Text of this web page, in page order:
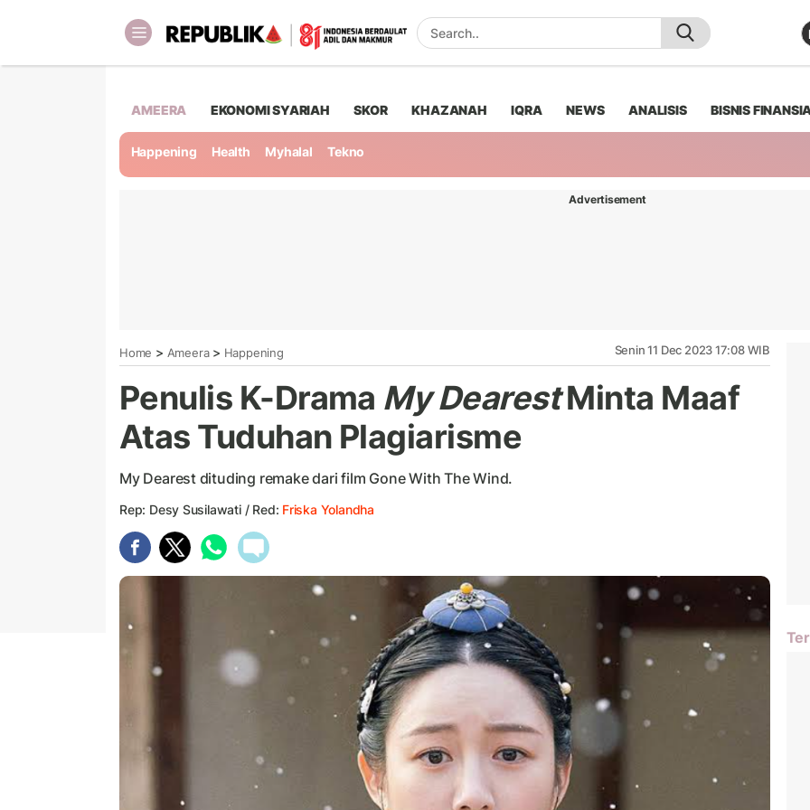
AMEERA EKONOMI SYARIAH SKOR KHAZANAH IQRA NEWS ANALISIS BISNIS
Happening Health Myhalal Tekno
Advertisement
Home > Ameera> Happening Senin 11 Dec 2023 17:08 WIB
Penulis K-Drama My DearestMinta Maaf
Atas Tuduhan Plagiarisme
My Dearest dituding remake dari film Gone With The Wind.
Rep: Desy Susilawati / Red: Friska Yolandha